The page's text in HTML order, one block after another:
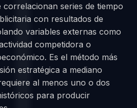
correlacionan series de tiempo
con resultados de
variables externas como
competidora o
Es el método más
estratégica a mediano
al menos uno o dos
para producir